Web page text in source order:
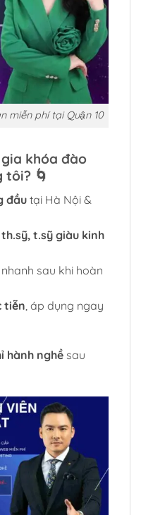
miễn phí tại Quận 10
khóa đào
tôi? 🌀
đầu tại Hà Nội &
th.sỹ, t.sỹ giàu kinh
nhanh sau khi hoàn
tiễn , áp dụng ngay
hành nghềsau